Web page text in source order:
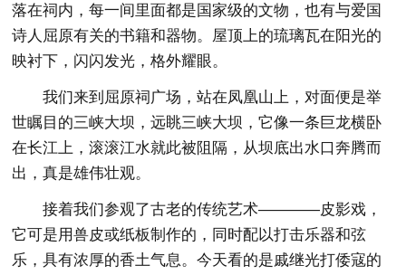
落在祠内，每一间里面都是国家级的文物，也有与爱国
诗人屈原有关的书籍和器物。屋顶上的琉璃瓦在阳光的
映衬下，闪闪发光，格外耀眼。
我们来到屈原祠广场，站在凤凰山上，对面便是举
世瞩目的三峡大坝，远眺三峡大坝，它像一条巨龙横卧
在长江上，滚滚江水就此被阻隔，从坝底出水口奔腾而
出，真是雄伟壮观。
接着我们参观了古老的传统艺术————皮影戏，
它可是用兽皮或纸板制作的，同时配以打击乐器和弦
乐，具有浓厚的香土气息。今天看的是戚继光打倭寇的